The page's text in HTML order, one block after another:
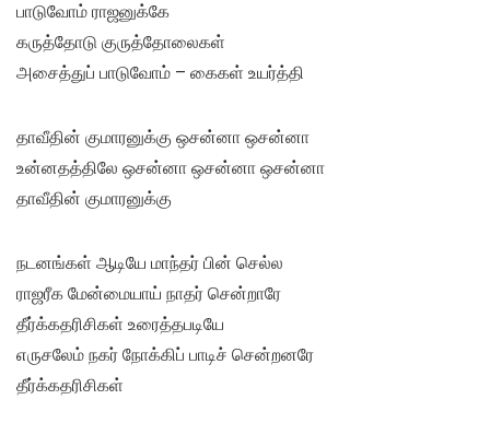
பாடுவோம் ராஜனுக்கே
கருத்தோடு குருத்தோலைகள்
அசைத்துப் பாடுவோம் – கைகள் உயர்த்தி
தாவீதின் குமாரனுக்கு ஒசன்னா ஒசன்னா
உன்னதத்திலே ஒசன்னா ஒசன்னா ஒசன்னா
தாவீதின் குமாரனுக்கு
நடனங்கள் ஆடியே மாந்தர் பின் செல்ல
ராஜரீக மேன்மையாய் நாதர் சென்றாரே
தீர்க்கதரிசிகள் உரைத்தபடியே
எருசலேம் நகர் நோக்கிப் பாடிச் சென்றனரே
தீர்க்கதரிசிகள்